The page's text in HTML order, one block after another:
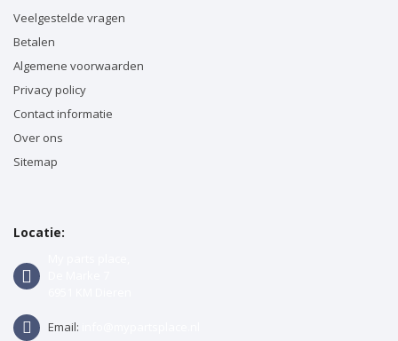
Veelgestelde vragen
Betalen
Algemene voorwaarden
Privacy policy
Contact informatie
Over ons
Sitemap
Locatie:
Email: